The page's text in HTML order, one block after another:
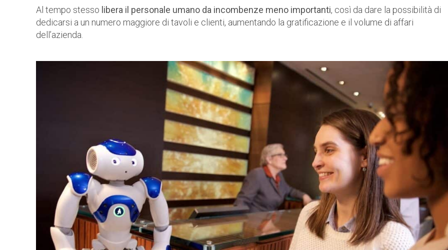
Al tempo stesso libera il personale umano da incombenze meno importanti, così da dare la possibilità di
dedicarsi a un numero maggiore di tavoli e clienti, aumentando la gratificazione e il volume di affari
dell’azienda.